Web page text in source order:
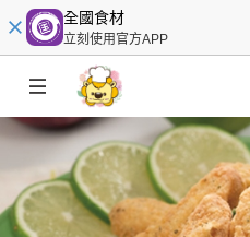
全國食材
立刻使用官方APP